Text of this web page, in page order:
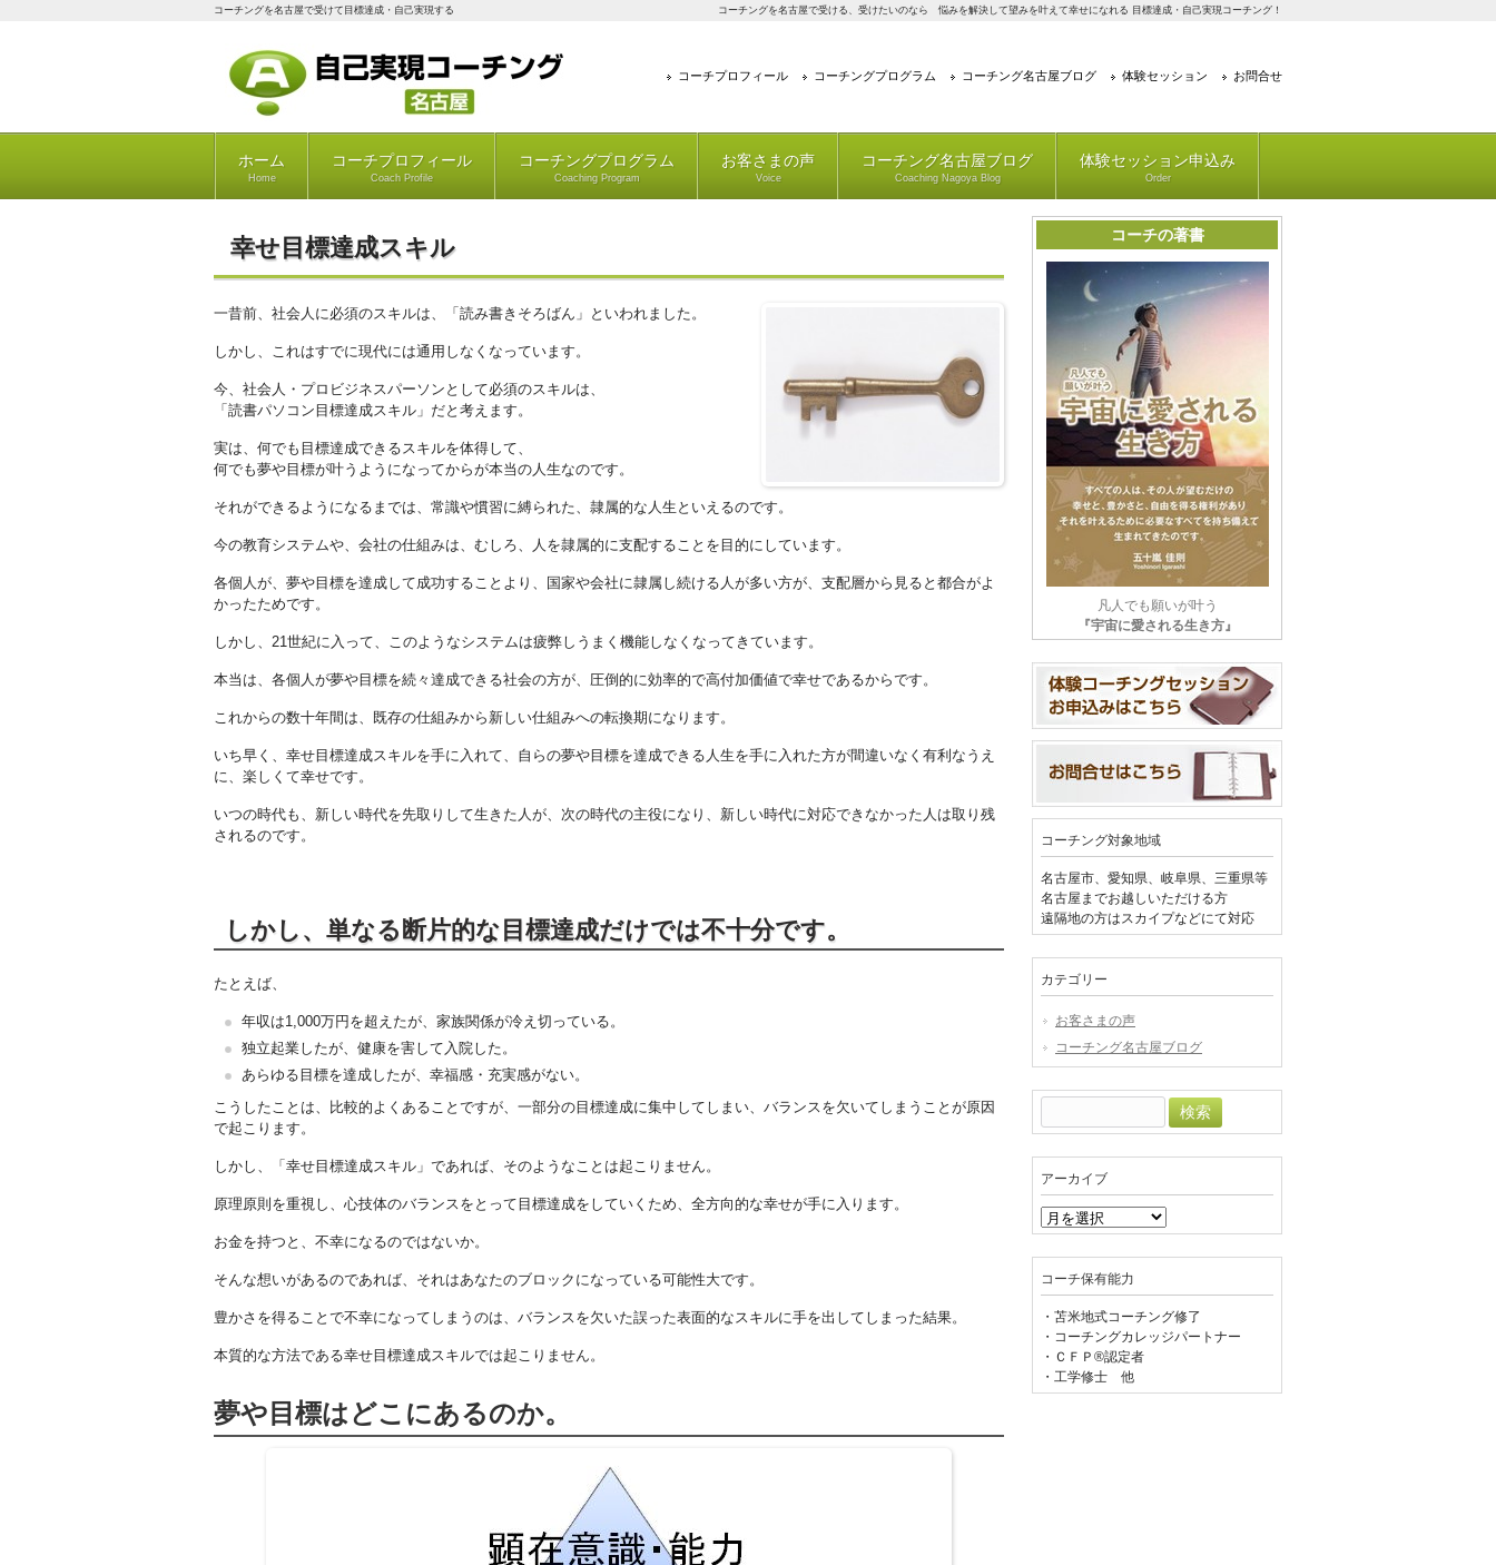
コーチングを名古屋で受けて目標達成・自己実現する コーチングを名古屋で受ける、受けたいのなら 悩みを解決して望みを叶えて幸せになれる 目標達成・自己実現コーチング！
コーチプロフィール コーチングプログラム コーチング名古屋ブログ 体験セッション お問合せ
ホーム
Home
コーチプロフィール
Coach Profile
コーチングプログラム
Coaching Program
お客さまの声
Voice
コーチング名古屋ブログ
Coaching Nagoya Blog
体験セッション申込み
Order
幸せ目標達成スキル
一昔前、社会人に必須のスキルは、「読み書きそろばん」といわれました。
しかし、これはすでに現代には通用しなくなっています。
今、社会人・プロビジネスパーソンとして必須のスキルは、
「読書パソコン目標達成スキル」だと考えます。
実は、何でも目標達成できるスキルを体得して、
何でも夢や目標が叶うようになってからが本当の人生なのです。
それができるようになるまでは、常識や慣習に縛られた、隷属的な人生といえるのです。
今の教育システムや、会社の仕組みは、むしろ、人を隷属的に支配することを目的にしています。
各個人が、夢や目標を達成して成功することより、国家や会社に隷属し続ける人が多い方が、支配層から見ると都合がよ
かったためです。
しかし、21世紀に入って、このようなシステムは疲弊しうまく機能しなくなってきています。
本当は、各個人が夢や目標を続々達成できる社会の方が、圧倒的に効率的で高付加価値で幸せであるからです。
これからの数十年間は、既存の仕組みから新しい仕組みへの転換期になります。
いち早く、幸せ目標達成スキルを手に入れて、自らの夢や目標を達成できる人生を手に入れた方が間違いなく有利なうえ
に、楽しくて幸せです。
いつの時代も、新しい時代を先取りして生きた人が、次の時代の主役になり、新しい時代に対応できなかった人は取り残
されるのです。
しかし、単なる断片的な目標達成だけでは不十分です。
たとえば、
年収は1,000万円を超えたが、家族関係が冷え切っている。
独立起業したが、健康を害して入院した。
あらゆる目標を達成したが、幸福感・充実感がない。
こうしたことは、比較的よくあることですが、一部分の目標達成に集中してしまい、バランスを欠いてしまうことが原因
で起こります。
しかし、「幸せ目標達成スキル」であれば、そのようなことは起こりません。
原理原則を重視し、心技体のバランスをとって目標達成をしていくため、全方向的な幸せが手に入ります。
お金を持つと、不幸になるのではないか。
そんな想いがあるのであれば、それはあなたのブロックになっている可能性大です。
豊かさを得ることで不幸になってしまうのは、バランスを欠いた誤った表面的なスキルに手を出してしまった結果。
本質的な方法である幸せ目標達成スキルでは起こりません。
夢や目標はどこにあるのか。
コーチの著書
凡人でも願いが叶う
『宇宙に愛される生き方』
コーチング対象地域
名古屋市、愛知県、岐阜県、三重県等
名古屋までお越しいただける方
遠隔地の方はスカイプなどにて対応
カテゴリー
お客さまの声
コーチング名古屋ブログ
索:
アーカイブ
ア
ー
カ
イ
ブ
コーチ保有能力
・苫米地式コーチング修了
・コーチングカレッジパートナー
・ＣＦＰ®認定者
・工学修士 他